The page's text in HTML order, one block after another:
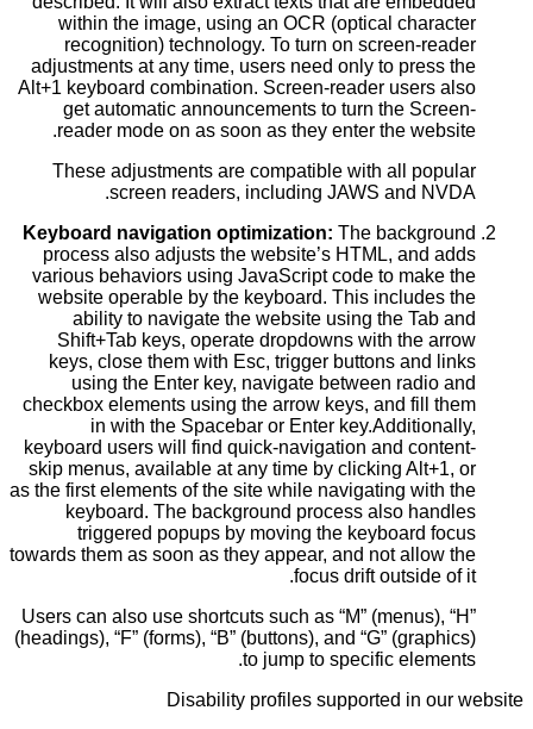
within the image, using an OCR (optical character
recognition) technology. To turn on screen-reader
adjustments at any time, users need only to press the
Alt+1 keyboard combination. Screen-reader users also
get automatic announcements to turn the Screen-
reader mode on as soon as they enter the website.
These adjustments are compatible with all popular
screen readers, including JAWS and NVDA.
Keyboard navigation optimization: The background
process also adjusts the website’s HTML, and adds
various behaviors using JavaScript code to make the
website operable by the keyboard. This includes the
ability to navigate the website using the Tab and
Shift+Tab keys, operate dropdowns with the arrow
keys, close them with Esc, trigger buttons and links
using the Enter key, navigate between radio and
checkbox elements using the arrow keys, and fill them
in with the Spacebar or Enter key.Additionally,
keyboard users will find quick-navigation and content-
skip menus, available at any time by clicking Alt+1, or
as the first elements of the site while navigating with the
keyboard. The background process also handles
triggered popups by moving the keyboard focus
towards them as soon as they appear, and not allow the
focus drift outside of it.
Users can also use shortcuts such as “M” (menus), “H”
(headings), “F” (forms), “B” (buttons), and “G” (graphics)
to jump to specific elements.
Disability profiles supported in our website